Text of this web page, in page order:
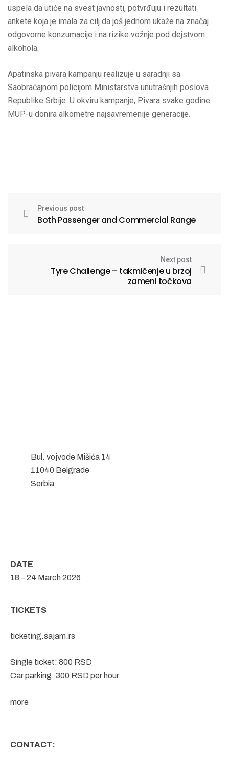
uspela da utiče na svest javnosti, potvrđuju i rezultati
ankete koja je imala za cilj da još jednom ukaže na značaj
odgovorne konzumacije i na rizike vožnje pod dejstvom
alkohola.
Apatinska pivara kampanju realizuje u saradnji sa
Saobraćajnom policijom Ministarstva unutrašnjih poslova
Republike Srbije. U okviru kampanje, Pivara svake godine
MUP-u donira alkometre najsavremenije generacije.
Previous post
Both Passenger and Commercial Range
Next post
Tyre Challenge – takmičenje u brzoj
zameni točkova
Bul. vojvode Mišića 14
11040 Belgrade
Serbia
DATE
18 – 24 March 2026
TICKETS
ticketing.sajam.rs
Single ticket: 800 RSD
Car parking: 300 RSD per hour
more
CONTACT: